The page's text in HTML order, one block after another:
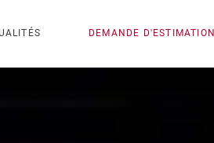
DEMANDE D'ESTIMATION